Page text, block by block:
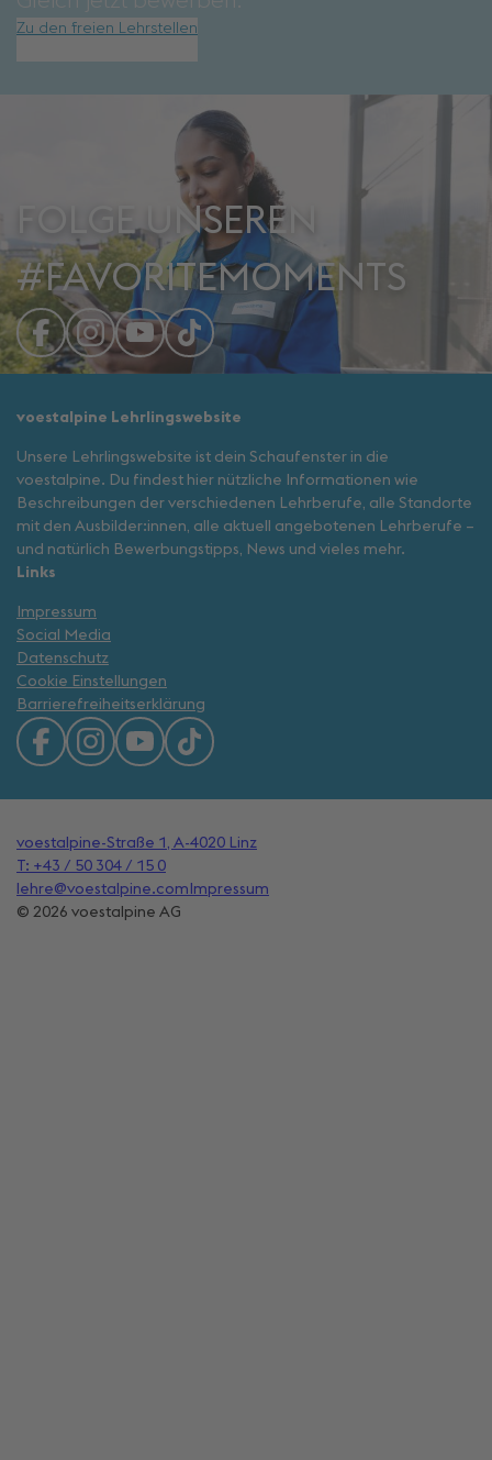
Zu den freien Lehrstellen
FOLGE UNSEREN
#FAVORITEMOMENTS
voestalpine Lehrlingswebsite
Unsere Lehrlingswebsite ist dein Schaufenster in die
voestalpine. Du findest hier nützliche Informationen wie
Beschreibungen der verschiedenen Lehrberufe, alle Standorte
mit den Ausbilder:innen, alle aktuell angebotenen Lehrberufe –
und natürlich Bewerbungstipps, News und vieles mehr.
Links
Impressum
Social Media
Datenschutz
Cookie Einstellungen
Barrierefreiheitserklärung
© 2026 voestalpine AG
voestalpine-Straße 1, A-4020 Linz
T: +43 / 50 304 / 15 0
lehre@voestalpine.com Impressum